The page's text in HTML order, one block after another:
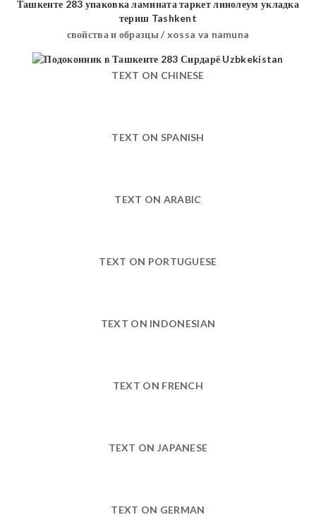
свойства и образцы / xossa va namuna
TEXT ON CHINESE
TEXT ON SPANISH
TEXT ON ARABIC
TEXT ON PORTUGUESE
TEXT ON INDONESIAN
TEXT ON FRENCH
TEXT ON JAPANESE
TEXT ON GERMAN